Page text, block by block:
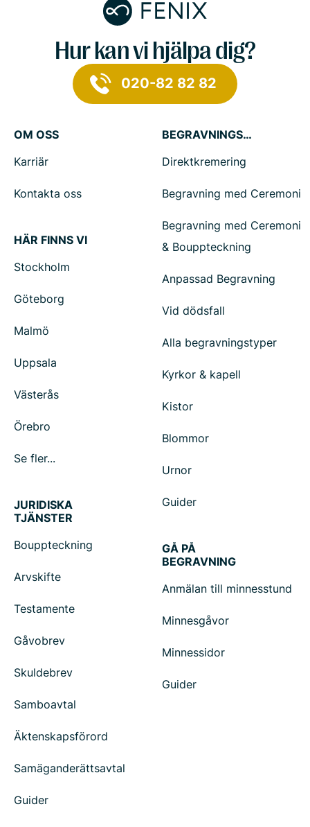
Hur kan vi hjälpa dig?
020-82 82 82
OM OSS
Karriär
Kontakta oss
HÄR FINNS VI
Stockholm
Göteborg
Malmö
Uppsala
Västerås
Örebro
Se fler...
BEGRAVNINGSTJÄNSTER
Direktkremering
Begravning med Ceremoni
Begravning med Ceremoni
& Bouppteckning
Anpassad Begravning
Vid dödsfall
Alla begravningstyper
Kyrkor & kapell
Kistor
Blommor
Urnor
Guider
JURIDISKA
TJÄNSTER
Bouppteckning
Arvskifte
Testamente
Gåvobrev
Skuldebrev
Samboavtal
Äktenskapsförord
Samäganderättsavtal
Guider
GÅ PÅ
BEGRAVNING
Anmälan till minnesstund
Minnesgåvor
Minnessidor
Guider